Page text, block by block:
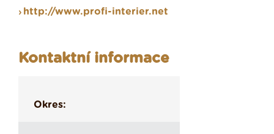
http://www.profi-interier.net
Kontaktní informace
Okres: